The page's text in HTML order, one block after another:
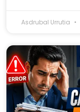
Asdrubal Urrutia